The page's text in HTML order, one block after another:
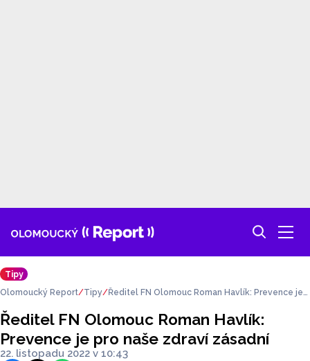
Tipy
Olomoucký Report
Tipy
Ředitel FN Olomouc Roman Havlík: Prevence je
Ředitel FN Olomouc Roman Havlík:
Prevence je pro naše zdraví zásadní
22. listopadu 2022 v 10:43